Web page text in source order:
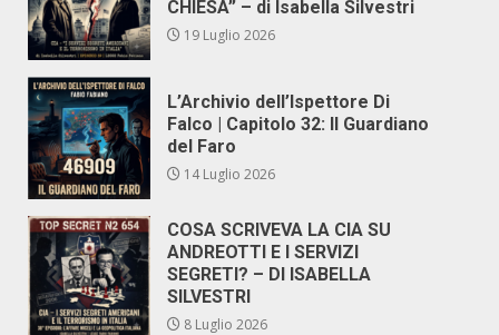
CHIESA” – di Isabella Silvestri
19 Luglio 2026
L’Archivio dell’Ispettore Di
Falco | Capitolo 32: Il Guardiano
del Faro
14 Luglio 2026
COSA SCRIVEVA LA CIA SU
ANDREOTTI E I SERVIZI
SEGRETI? – DI ISABELLA
SILVESTRI
8 Luglio 2026